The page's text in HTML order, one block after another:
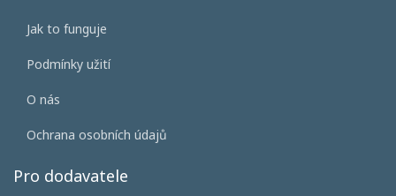
Jak to funguje
Podmínky užití
O nás
Ochrana osobních údajů
Pro dodavatele